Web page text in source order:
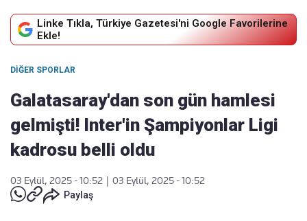
Linke Tıkla, Türkiye Gazetesi'ni Google Favorilerine
Ekle!
DIĞER SPORLAR
Galatasaray'dan son gün hamlesi
gelmişti! Inter'in Şampiyonlar Ligi
kadrosu belli oldu
03 Eylül, 2025 - 10:52
03 Eylül, 2025 - 10:52
Paylaş